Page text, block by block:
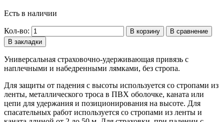
Есть в наличии
Кол-во: В корзину
В сравнение
В закладки
Универсальная страховочно-удерживающая привязь с
наплечными и набедренными лямками, без стропа.
Для защиты от падения с высоты используется со стропами из
ленты, металлического троса в ПВХ оболочке, каната или
цепи для удержания и позиционирования на высоте. Для
спасательных работ используется со стропами из ленты и